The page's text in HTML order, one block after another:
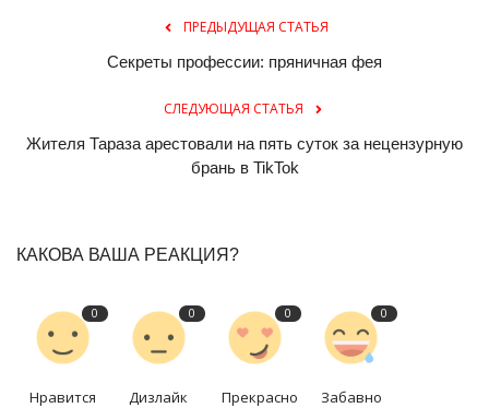
ПРЕДЫДУЩАЯ СТАТЬЯ
Секреты профессии: пряничная фея
СЛЕДУЮЩАЯ СТАТЬЯ
Жителя Тараза арестовали на пять суток за нецензурную
брань в TikTok
КАКОВА ВАША РЕАКЦИЯ?
0
Нравится
0
Дизлайк
0
Прекрасно
0
Забавно